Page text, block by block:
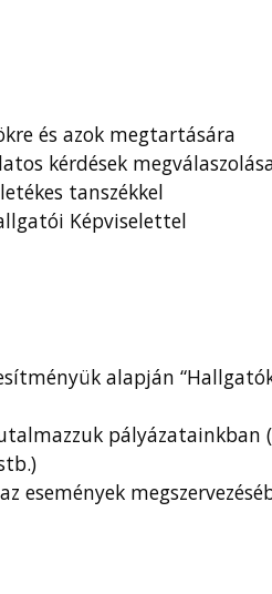
és azok megtartására
kérdések
tanszékkel
Képviselettel
alapján
pályázatainkban
események